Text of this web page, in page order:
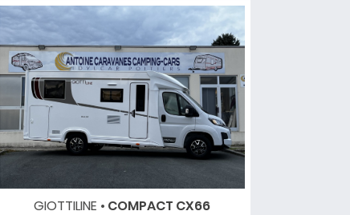
GIOTTILINE COMPACT CX66